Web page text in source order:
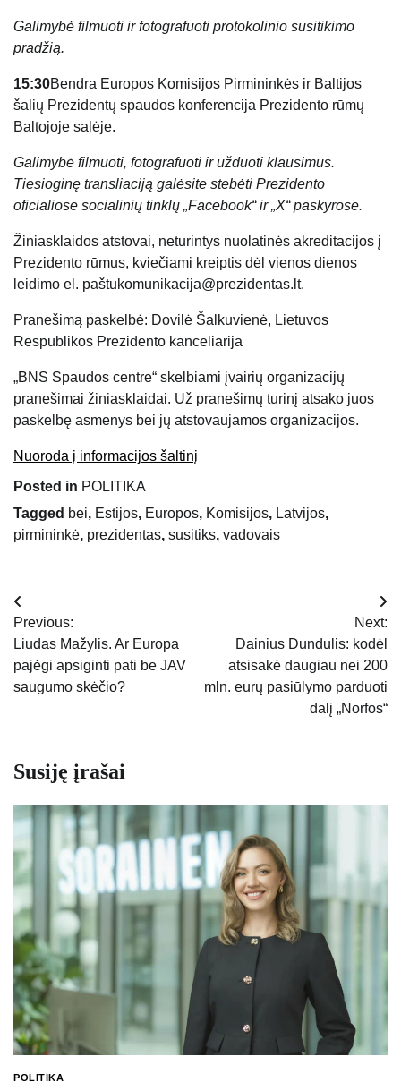
Galimybė filmuoti ir fotografuoti protokolinio susitikimo
pradžią.
15:30Bendra Europos Komisijos Pirmininkės ir Baltijos
šalių Prezidentų spaudos konferencija Prezidento rūmų
Baltojoje salėje.
Galimybė filmuoti, fotografuoti ir užduoti klausimus.
Tiesioginę transliaciją galėsite stebėti Prezidento
oficialiose socialinių tinklų „Facebook“ ir „X“ paskyrose.
Žiniasklaidos atstovai, neturintys nuolatinės akreditacijos į
Prezidento rūmus, kviečiami kreiptis dėl vienos dienos
leidimo el. paštukomunikacija@prezidentas.lt.
Pranešimą paskelbė: Dovilė Šalkuvienė, Lietuvos
Respublikos Prezidento kanceliarija
„BNS Spaudos centre“ skelbiami įvairių organizacijų
pranešimai žiniasklaidai. Už pranešimų turinį atsako juos
paskelbę asmenys bei jų atstovaujamos organizacijos.
Nuoroda į informacijos šaltinį
Posted in POLITIKA
Tagged bei, Estijos, Europos, Komisijos, Latvijos,
pirmininkė, prezidentas, susitiks, vadovais
Navigacija
tarp
įrašų
Previous:
Liudas Mažylis. Ar Europa
pajėgi apsiginti pati be JAV
saugumo skėčio?
Next:
Dainius Dundulis: kodėl
atsisakė daugiau nei 200
mln. eurų pasiūlymo parduoti
dalį „Norfos“
Susiję įrašai
POLITIKA